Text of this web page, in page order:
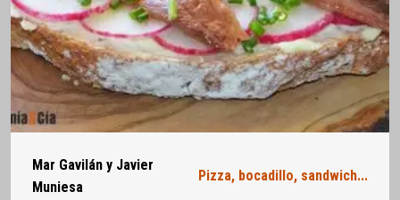
Mar Gavilán y Javier
Muniesa
Pizza, bocadillo, sandwich...